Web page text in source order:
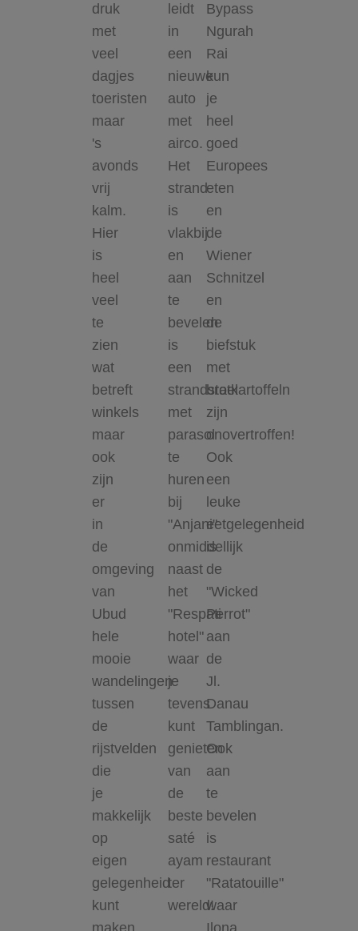
druk
met
veel
dagjes
toeristen
maar
's
avonds
vrij
kalm.
Hier
is
heel
veel
te
zien
wat
betreft
winkels
maar
ook
zijn
er
in
de
omgeving
van
Ubud
hele
mooie
wandelingen
tussen
de
rijstvelden
die
je
makkelijk
op
eigen
gelegenheid
kunt
leidt
in
een
nieuwe
auto
met
airco.
Het
strand
is
vlakbij
en
aan
te
bevelen
is
een
strandstoel
met
parasol
te
huren
bij
"Anjani"
onmiddellijk
naast
het
"Respati
hotel"
waar
je
tevens
kunt
genieten
van
de
beste
saté
ayam
ter
wereld!
Bypass
Ngurah
Rai
kun
je
heel
goed
Europees
eten
en
de
Wiener
Schnitzel
en
de
biefstuk
met
bratkartoffeln
zijn
onovertroffen!
Ook
een
leuke
eetgelegenheid
is
de
"Wicked
Perrot"
aan
de
Jl.
Danau
Tamblingan.
Ook
aan
te
bevelen
is
restaurant
"Ratatouille"
waar